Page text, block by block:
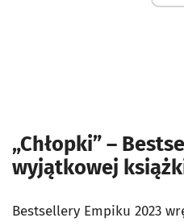
„Chłopki” –
wyjątkowej
Bestsellery Empiku 2023